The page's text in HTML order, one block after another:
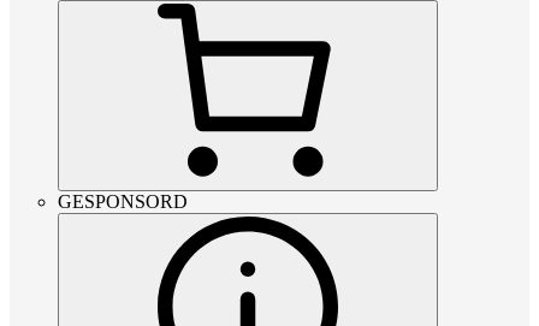
GESPONSORD